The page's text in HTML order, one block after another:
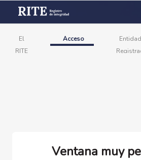
El
RITE
Acceso
Ventana muy